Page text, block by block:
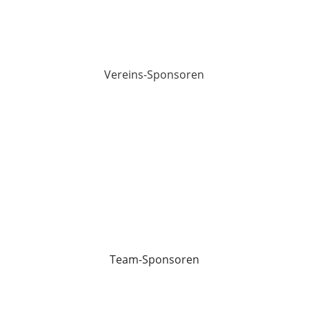
Vereins-Sponsoren
Team-Sponsoren